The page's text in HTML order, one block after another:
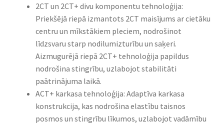
2CT un 2CT+ divu komponentu tehnoloģija:
Priekšējā riepā izmantots 2CT maisījums ar cietāku
centru un mīkstākiem pleciem, nodrošinot
līdzsvaru starp nodilumizturību un saķeri.
Aizmugurējā riepā 2CT+ tehnoloģija papildus
nodrošina stingrību, uzlabojot stabilitāti
paātrinājuma laikā.
ACT+ karkasa tehnoloģija: Adaptīva karkasa
konstrukcija, kas nodrošina elastību taisnos
posmos un stingrību līkumos, uzlabojot vadāmību